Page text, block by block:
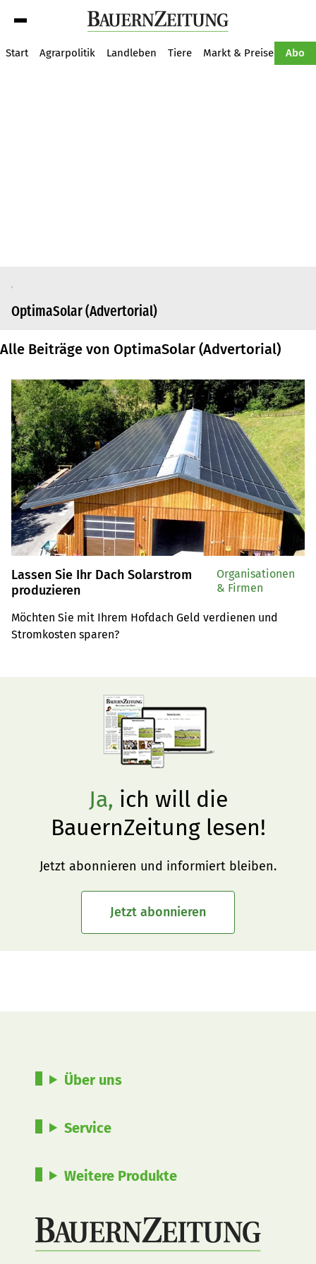
Start Agrarpolitik Landleben Tiere Markt & Preise Abo
OptimaSolar (Advertorial)
Alle Beiträge von OptimaSolar (Advertorial)
Lassen Sie Ihr Dach Solarstrom
produzieren
Möchten Sie mit Ihrem Hofdach Geld verdienen und
Stromkosten sparen?
Organisationen
& Firmen
Ja, ich will die
BauernZeitung lesen!
Jetzt abonnieren und informiert bleiben.
Jetzt abonnieren
Über uns
Service
Weitere Produkte